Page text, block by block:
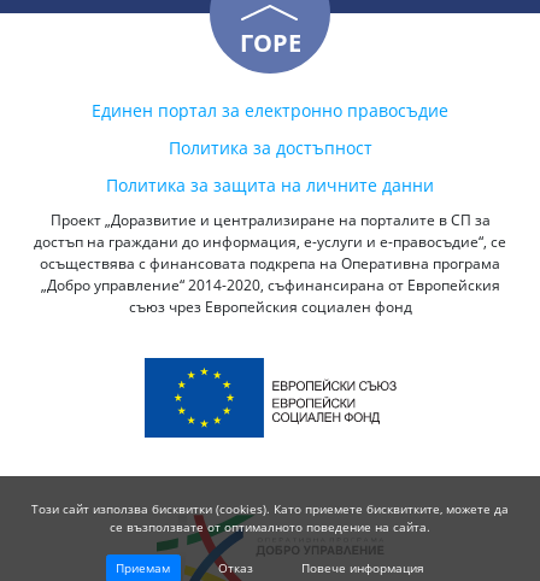
ГОРЕ
Единен портал за електронно правосъдие
Политика за достъпност
Политика за защита на личните данни
Проект „Доразвитие и централизиране на порталите в СП за
достъп на граждани до информация, е-услуги и е-правосъдие“, се
осъществява с финансовата подкрепа на Оперативна програма
„Добро управление“ 2014-2020, съфинансирана от Европейския
съюз чрез Европейския социален фонд
Този сайт използва бисквитки (cookies). Като приемете бисквитките, можете да
се възползвате от оптималното поведение на сайта.
Приемам Отказ Повече информация